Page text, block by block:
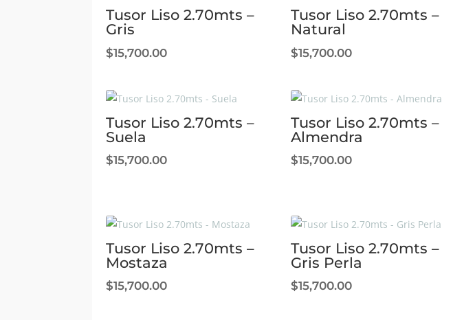
Tusor Liso 2.70mts –
Gris
$15,700.00
Tusor Liso 2.70mts –
Natural
$15,700.00
Tusor Liso 2.70mts –
Suela
$15,700.00
Tusor Liso 2.70mts –
Almendra
$15,700.00
Tusor Liso 2.70mts –
Mostaza
$15,700.00
Tusor Liso 2.70mts –
Gris Perla
$15,700.00